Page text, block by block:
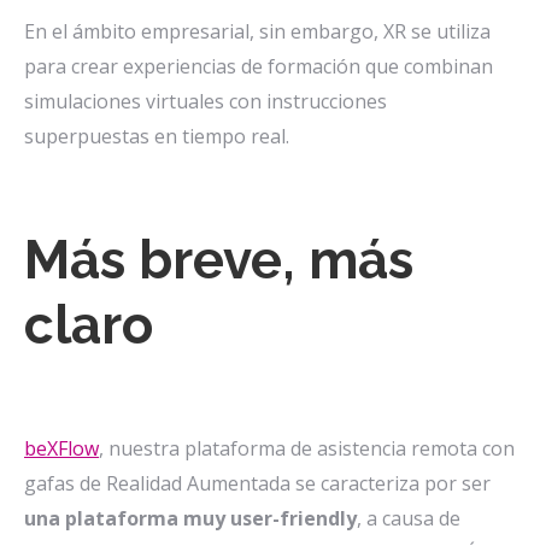
En el ámbito empresarial, sin embargo, XR se utiliza
para crear experiencias de formación que combinan
simulaciones virtuales con instrucciones
superpuestas en tiempo real.
Más breve, más
claro
beXFlow, nuestra plataforma de asistencia remota con
gafas de Realidad Aumentada se caracteriza por ser
una plataforma muy user-friendly, a causa de